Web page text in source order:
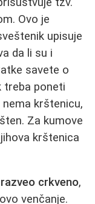
Ovo je
upisuje
da li su i
savete o
treba poneti
krštenicu,
Za kumove
krštenica
crkveno,
venčanje.